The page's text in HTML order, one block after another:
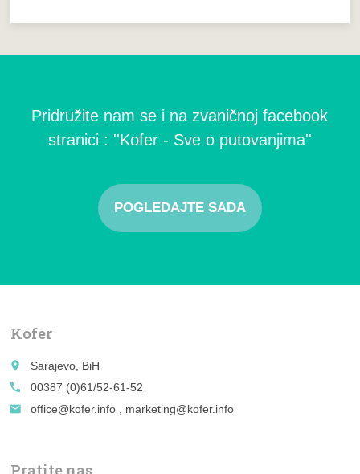
Pridružite nam se i na zvaničnoj facebook
stranici : ''Kofer - Sve o putovanjima''
POGLEDAJTE SADA
Kofer
place
Sarajevo, BiH
call
00387 (0)61/52-61-52
email
office@kofer.info , marketing@kofer.info
Pratite nas